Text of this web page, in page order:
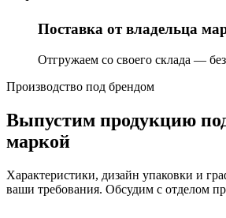
Поставка от владельца
Отгружаем со своего склада —
Производство под брендом
Выпустим продукцию
маркой
Характеристики, дизайн упаковки и
ваши требования. Обсудим с отделом